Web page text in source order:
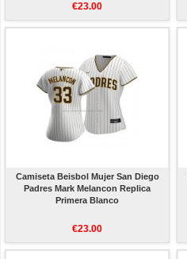
€23.00
Camiseta Beisbol Mujer San Diego
Padres Mark Melancon Replica
Primera Blanco
€23.00